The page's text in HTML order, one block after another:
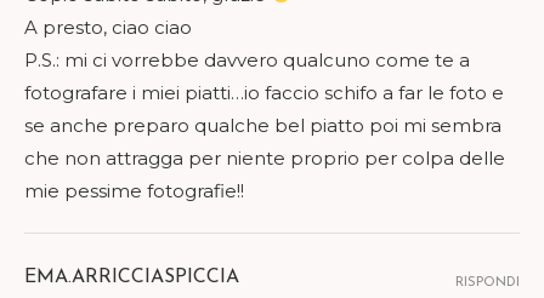
A presto, ciao ciao
P.S.: mi ci vorrebbe davvero qualcuno come te a
fotografare i miei piatti…io faccio schifo a far le foto e
se anche preparo qualche bel piatto poi mi sembra
che non attragga per niente proprio per colpa delle
mie pessime fotografie!!
EMA.ARRICCIASPICCIA RISPONDI